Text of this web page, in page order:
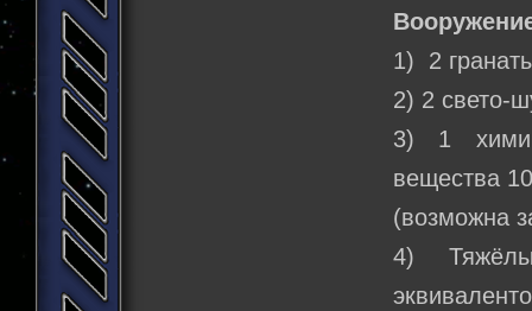
1) 2
2) 2 свето-
3) 1
вещества
(возможна
4)